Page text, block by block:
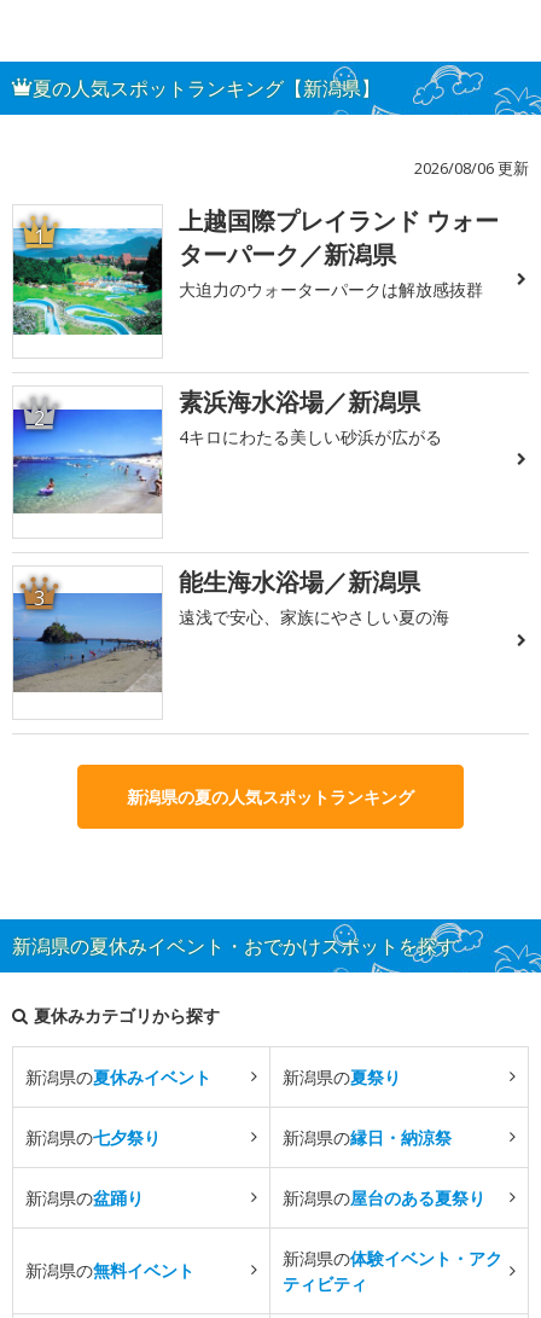
夏の人気スポットランキング【新潟県】
2026/08/06 更新
1
上越国際プレイランド ウォー
ターパーク／新潟県
大迫力のウォーターパークは解放感抜群
2 素浜海水浴場／新潟県
4キロにわたる美しい砂浜が広がる
3 能生海水浴場／新潟県
遠浅で安心、家族にやさしい夏の海
新潟県の夏の人気スポットランキング
新潟県の夏休みイベント・おでかけスポットを探す
夏休みカテゴリから探す
新潟県の夏休みイベント 新潟県の夏祭り
新潟県の七夕祭り 新潟県の縁日・納涼祭
新潟県の盆踊り 新潟県の屋台のある夏祭り
新潟県の無料イベント
新潟県の体験イベント・アク
ティビティ